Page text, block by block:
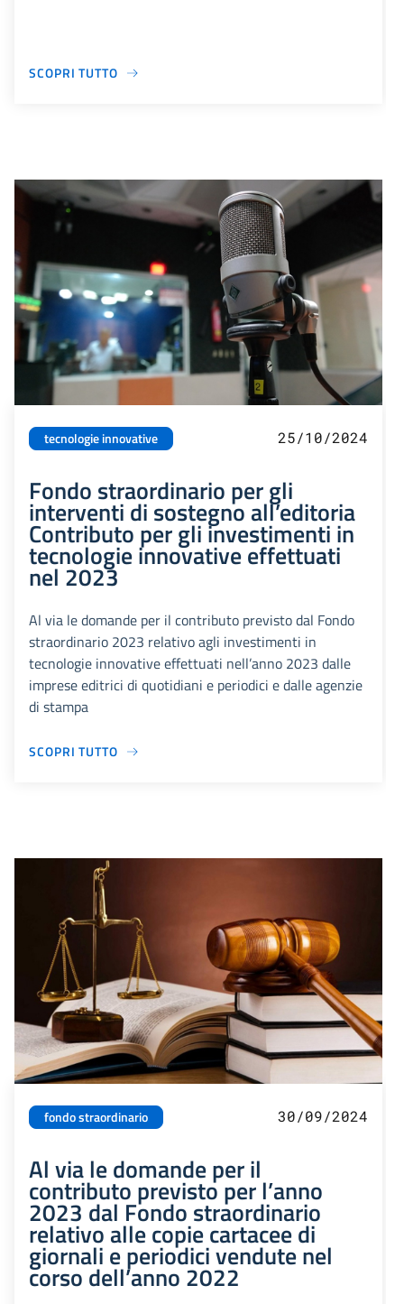
SCOPRI TUTTO
tecnologie innovative 25/10/2024
Fondo straordinario per gli
interventi di sostegno all’editoria
Contributo per gli investimenti in
tecnologie innovative effettuati
nel 2023
Al via le domande per il contributo previsto dal Fondo
straordinario 2023 relativo agli investimenti in
tecnologie innovative effettuati nell’anno 2023 dalle
imprese editrici di quotidiani e periodici e dalle agenzie
di stampa
SCOPRI TUTTO
fondo straordinario 30/09/2024
Al via le domande per il
contributo previsto per l’anno
2023 dal Fondo straordinario
relativo alle copie cartacee di
giornali e periodici vendute nel
corso dell’anno 2022